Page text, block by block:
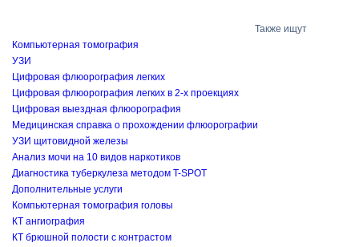
Также ищут
Компьютерная томография
УЗИ
Цифровая флюорография легких
Цифровая флюорография легких в 2-х проекциях
Цифровая выездная флюорография
Медицинская справка о прохождении флюорографии
УЗИ щитовидной железы
Анализ мочи на 10 видов наркотиков
Диагностика туберкулеза методом T-SPOT
Дополнительные услуги
Компьютерная томография головы
КТ ангиография
КТ брюшной полости с контрастом